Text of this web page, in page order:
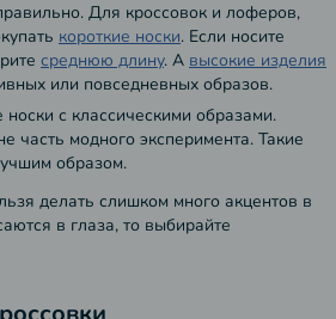
Для кроссовок и лоферов,
короткие носки. Если носите
среднюю длину. А высокие изделия
или повседневных образов.
с классическими образами.
часть модного эксперимента. Такие
образом.
делать слишком много акцентов в
в глаза, то выбирайте